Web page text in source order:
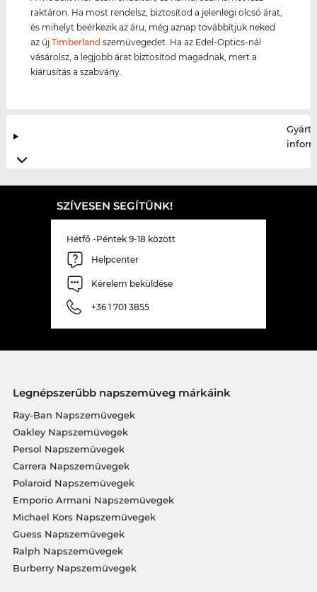
raktáron. Ha most rendelsz, biztosítod a jelenlegi olcsó árat,
és mihelyt beérkezik az áru, még aznap továbbítjuk neked
az újTimberland szemüvegedet. Ha az Edel-Optics-nál
vásárolsz, a legjobb árat biztosítod magadnak, mert a
kiárusítás a szabvány.
SZÍVESEN SEGÍTÜNK!
Hétfő -Péntek 9-18 között
Helpcenter
Kérelem beküldése
+36 1 701 3855
Legnépszerűbb napszemüveg márkáink
Ray-Ban Napszemüvegek
Oakley Napszemüvegek
Persol Napszemüvegek
Carrera Napszemüvegek
Polaroid Napszemüvegek
Emporio Armani Napszemüvegek
Michael Kors Napszemüvegek
Guess Napszemüvegek
Ralph Napszemüvegek
Burberry Napszemüvegek